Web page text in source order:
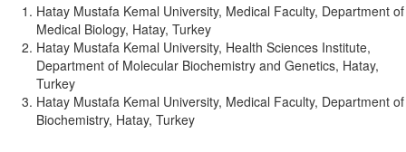
Hatay Mustafa Kemal University, Medical Faculty, Department of
Medical Biology, Hatay, Turkey
Hatay Mustafa Kemal University, Health Sciences Institute,
Department of Molecular Biochemistry and Genetics, Hatay,
Turkey
Hatay Mustafa Kemal University, Medical Faculty, Department of
Biochemistry, Hatay, Turkey